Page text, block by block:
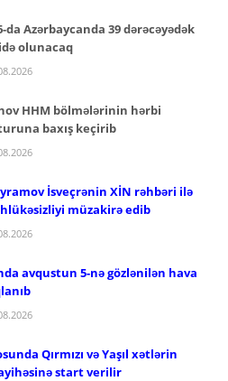
Azərbaycanda 39 dərəcəyədək
olunacaq
HHM bölmələrinin hərbi
baxış keçirib
İsveçrənin XİN rəhbəri ilə
müzakirə edib
avqustun 5-nə gözlənilən hava
Qırmızı və Yaşıl xətlərin
start verilir